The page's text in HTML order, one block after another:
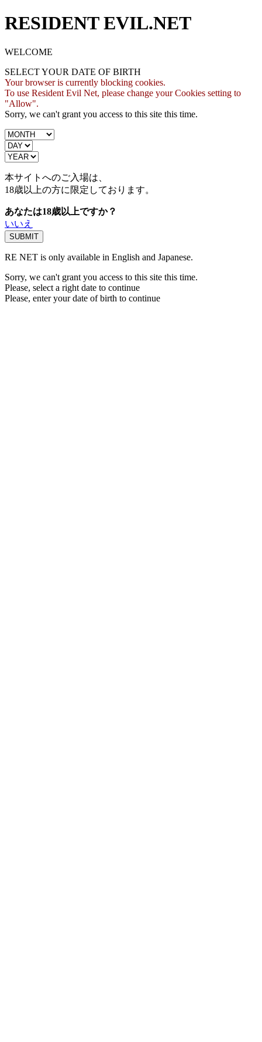
RESIDENT EVIL.NET
WELCOME
SELECT YOUR DATE OF BIRTH
Your browser is currently blocking cookies.
To use Resident Evil Net, please change your Cookies setting to
"Allow".
Sorry, we can't grant you access to this site this time.
本サイトへのご入場は、
18歳以上の方に限定しております。
あなたは18歳以上ですか？
いいえ
RE NET is only available in English and Japanese.
Sorry, we can't grant you access to this site this time.
Please, select a right date to continue
Please, enter your date of birth to continue